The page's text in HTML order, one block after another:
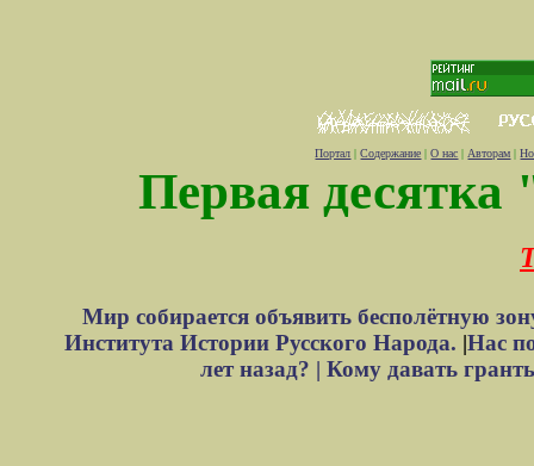
Портал |Содержание |О нас | Авторам |
Первая десятка
Мир собирается объявить бесполётную
Института Истории Русского Народа. |Нас
лет назад? |Кому давать